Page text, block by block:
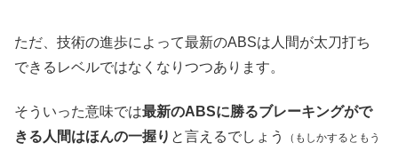
ただ、技術の進歩によって最新のABSは人間が太刀打ち
できるレベルではなくなりつつあります。
そういった意味では最新のABSに勝るブレーキングがで
きる人間はほんの一握り と言えるでしょう
（もしかするともう